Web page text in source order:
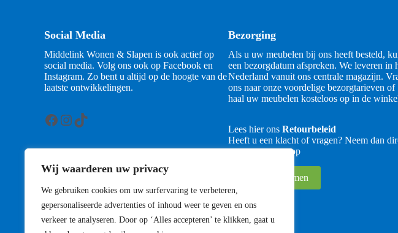
Wij waarderen uw privacy
We gebruiken cookies om uw surfervaring te verbeteren,
gepersonaliseerde advertenties of inhoud weer te geven en ons
verkeer te analyseren. Door op ‘Alles accepteren’ te klikken, gaat u
Social Media
Middelink Wonen & Slapen is ook actief op
social media. Volg ons ook op Facebook en
Instagram. Zo bent u altijd op de hoogte van de
laatste ontwikkelingen.
Facebook
Instagram
TikTok
Bezorging
Als u uw meubelen bij ons heeft besteld,
een bezorgdatum afspreken. We leveren in
Nederland vanuit ons centrale magazijn.
ons naar onze voordelige bezorgtarieven of
haal uw meubelen kosteloos op in de
Lees hier ons Retourbeleid
Heeft u een klacht of vragen? Neem dan
contact met ons op
Contact opnemen